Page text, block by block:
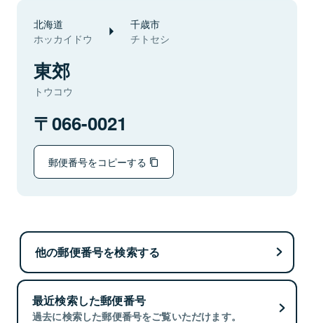
北海道
ホッカイドウ
千歳市
チトセシ
東郊
トウコウ
066-0021
郵便番号をコピーする
他の郵便番号を検索する
最近検索した郵便番号
過去に検索した郵便番号をご覧いただけます。